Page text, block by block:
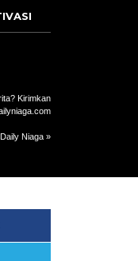
Kirimkan
Niaga »